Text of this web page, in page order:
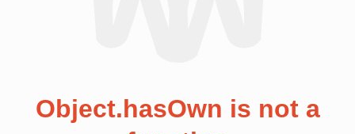
Object.hasOwn is not a